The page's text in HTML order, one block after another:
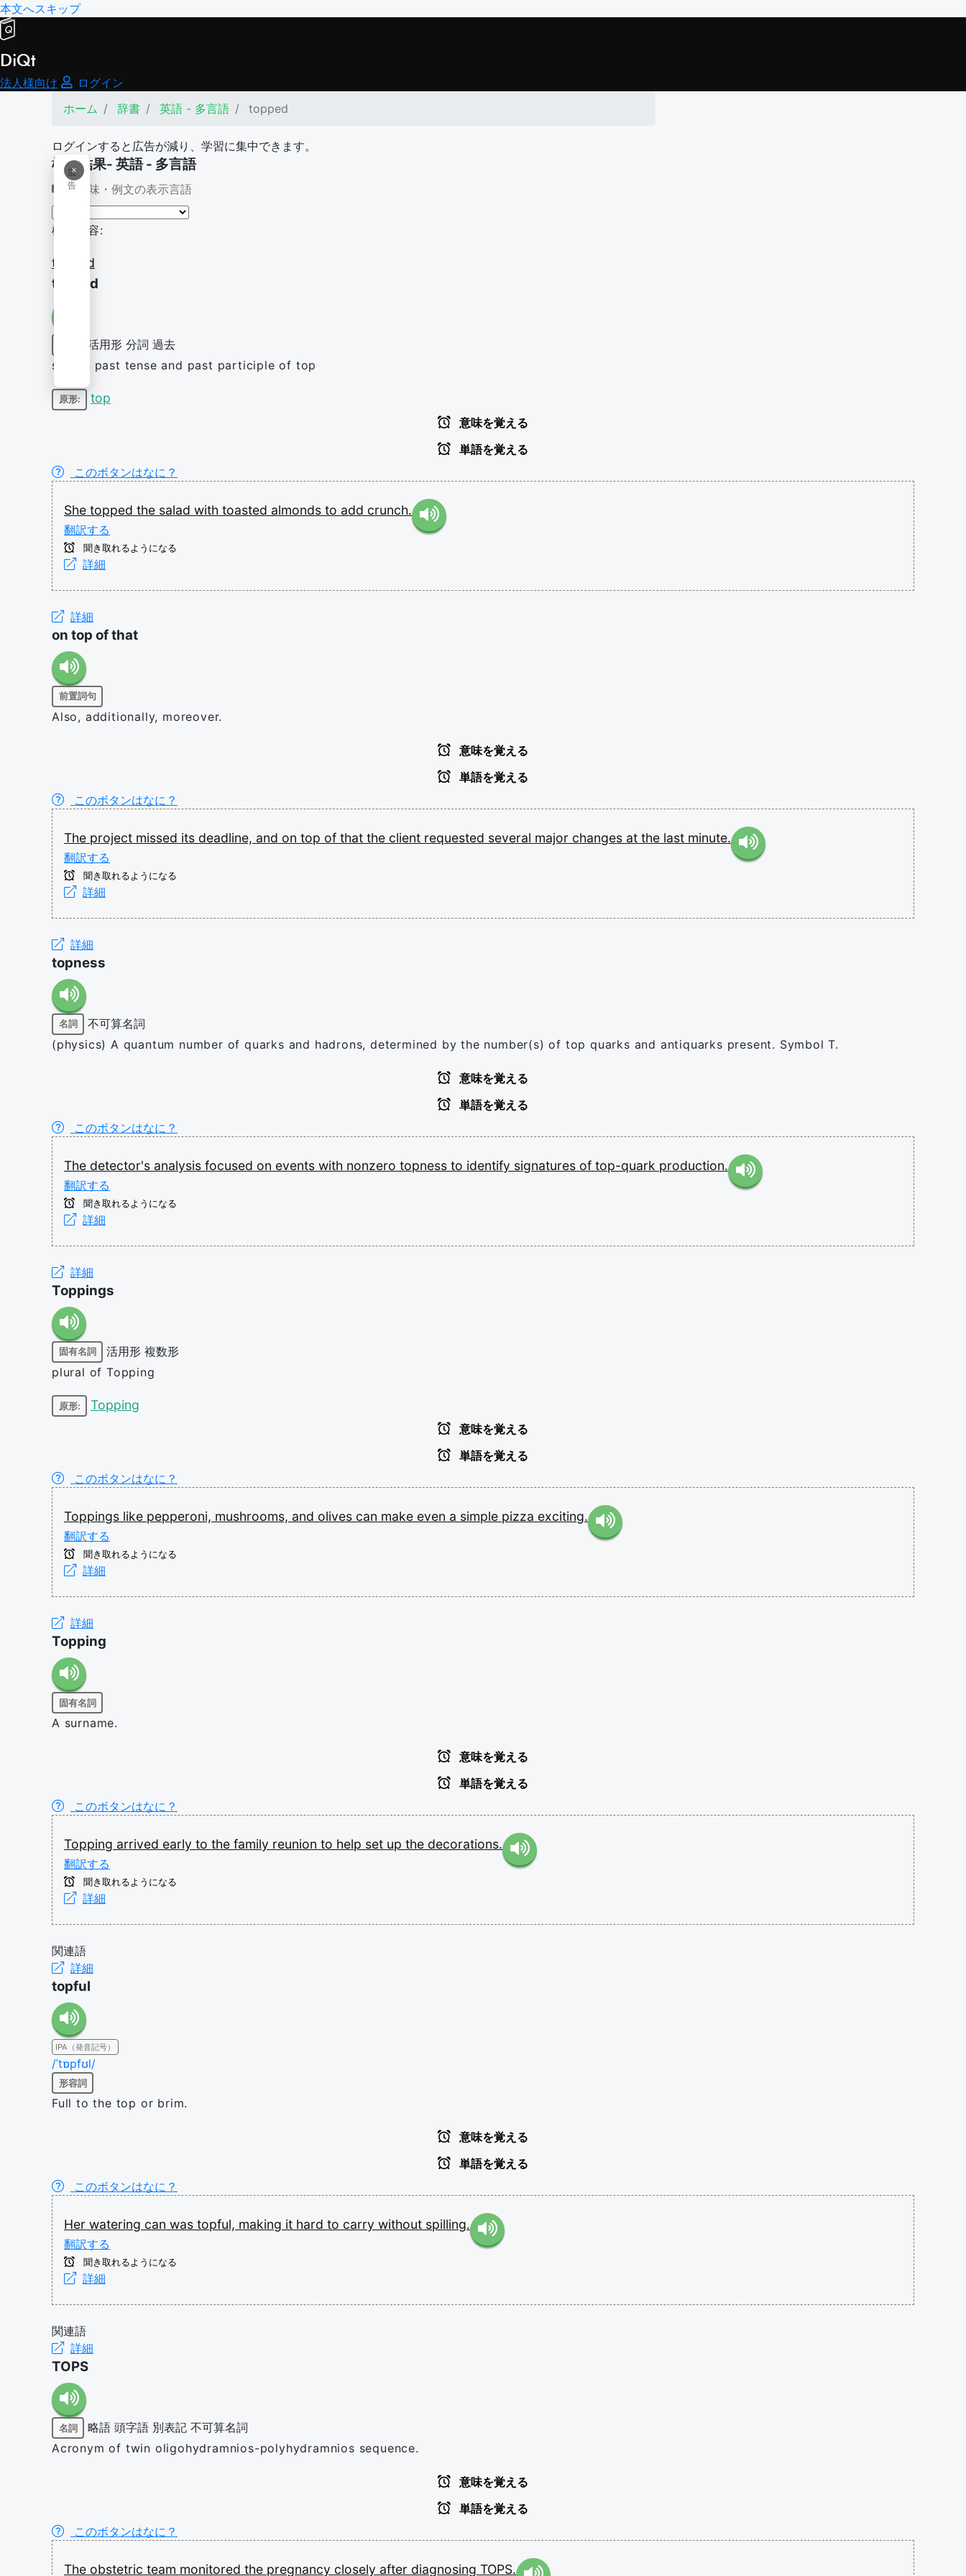
本文へスキップ
DiQt
法人様向け
ログイン
ホーム
辞書 英語 - 多言語 topped
ログインすると広告が減り、学習に集中できます。
×
広
告
検索結果- 英語 - 多言語
意味・例文の表示言語
検索内容:
topped
topped
活用形 分詞 過去
simple past tense and past participle of top
原形: top
意味を覚える
単語を覚える
このボタンはなに？
She topped the salad with toasted almonds to add crunch.
翻訳する
聞き取れるようになる
詳細
詳細
on top of that
前置詞句
Also, additionally, moreover.
意味を覚える
単語を覚える
このボタンはなに？
The project missed its deadline, and on top of that the client requested several major changes at the last minute.
翻訳する
聞き取れるようになる
詳細
詳細
topness
名詞
不可算名詞
(physics) A quantum number of quarks and hadrons, determined by the number(s) of top quarks and antiquarks present. Symbol T.
意味を覚える
単語を覚える
このボタンはなに？
The detector's analysis focused on events with nonzero topness to identify signatures of top-quark production.
翻訳する
聞き取れるようになる
詳細
詳細
Toppings
固有名詞 活用形 複数形
plural of Topping
原形: Topping
意味を覚える
単語を覚える
このボタンはなに？
Toppings like pepperoni, mushrooms, and olives can make even a simple pizza exciting.
翻訳する
聞き取れるようになる
詳細
詳細
Topping
固有名詞
A surname.
意味を覚える
単語を覚える
このボタンはなに？
Topping arrived early to the family reunion to help set up the decorations.
翻訳する
聞き取れるようになる
詳細
関連語
詳細
topful
IPA（発音記号）
/ˈtɒpfʊl/
形容詞
Full to the top or brim.
意味を覚える
単語を覚える
このボタンはなに？
Her watering can was topful, making it hard to carry without spilling.
翻訳する
聞き取れるようになる
詳細
関連語
詳細
TOPS
名詞 略語 頭字語 別表記 不可算名詞
Acronym of twin oligohydramnios-polyhydramnios sequence.
意味を覚える
単語を覚える
このボタンはなに？
The obstetric team monitored the pregnancy closely after diagnosing TOPS.